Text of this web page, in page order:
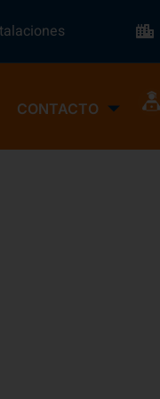
CONTACTO